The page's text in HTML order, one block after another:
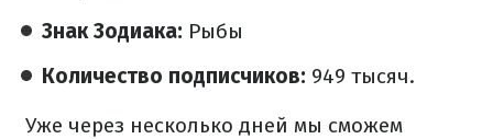
Знак Зодиака: Рыбы
Количество подписчиков: 949 тысяч.
Уже через несколько дней мы сможем